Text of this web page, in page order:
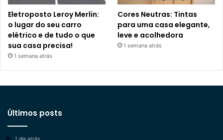
Eletroposto Leroy Merlin:
o lugar do seu carro
elétrico e de tudo o que
sua casa precisa!
1 semana atrás
Cores Neutras: Tintas
para uma casa elegante,
leve e acolhedora
1 semana atrás
Últimos posts
1 dia atrás